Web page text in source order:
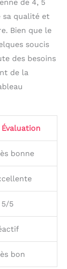
de 4, 5
sa qualité et
Bien que le
soucis
des besoins
de la
Évaluation
bonne
5/5
bon